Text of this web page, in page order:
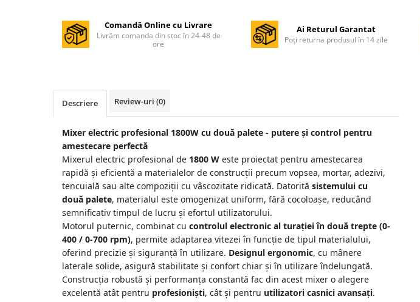
Ciocane Rotopercutoare
Acumulatori si incarcatoare
Aparate sudura
Accesorii de sudura
Accesorii si consumabile drujbe
Accesorii motocoase
Comandă Online cu Livrare
Livrăm comanda din stoc în 24-48 de
ore
Ai Returul Garantat
Poți returna produsul în 14 zile
Descriere Review-uri (0)
Mixer electric profesional 1800W cu două palete - putere și control pentru
amestecare perfectă
Mixerul electric profesional de 1800 W este proiectat pentru amestecarea
rapidă și eficientă a materialelor de construcții precum vopsea, mortar, adezivi,
tencuială sau alte compoziții cu vâscozitate ridicată. Datorită sistemului cu
două palete, materialul este omogenizat uniform, fără cocoloașe, reducând
semnificativ timpul de lucru și efortul utilizatorului.
Motorul puternic, combinat cu controlul electronic al turației în două trepte (0-
400 / 0-700 rpm), permite adaptarea vitezei în funcție de tipul materialului,
oferind precizie și siguranță în utilizare. Designul ergonomic, cu mânere
laterale solide, asigură stabilitate și confort chiar și în utilizare îndelungată.
Construcția robustă și performanța constantă fac din acest mixer o alegere
excelentă atât pentru profesioniști, cât și pentru utilizatori casnici avansați.